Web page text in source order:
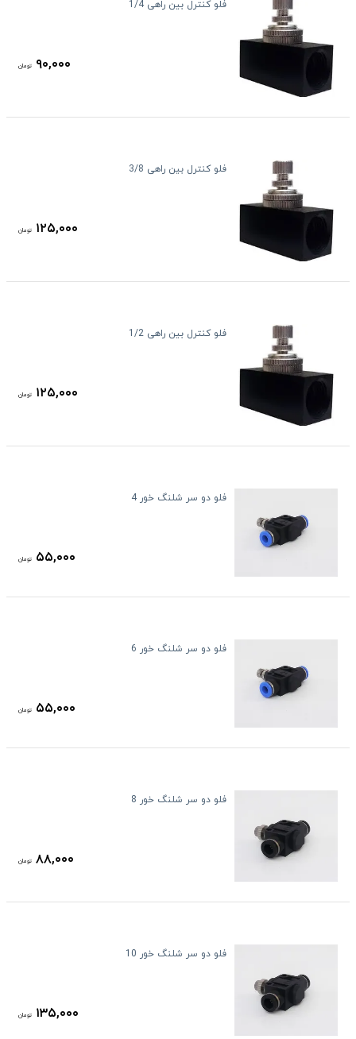
فلو کنترل بین راهی 1/4
۹۰,۰۰۰ تومان
فلو کنترل بین راهی 3/8
۱۲۵,۰۰۰ تومان
فلو کنترل بین راهی 1/2
۱۲۵,۰۰۰ تومان
فلو دو سر شلنگ خور 4
۵۵,۰۰۰ تومان
فلو دو سر شلنگ خور 6
۵۵,۰۰۰ تومان
فلو دو سر شلنگ خور 8
۸۸,۰۰۰ تومان
فلو دو سر شلنگ خور 10
۱۳۵,۰۰۰ تومان